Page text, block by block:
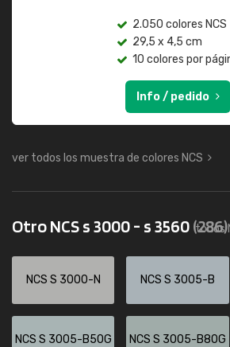
2.050 colores NCS
29,5 x 4,5 cm
10 colores por
Info / pedido
ver todos los muestra de colores NCS
Otro NCS s 3000 - s 3560(286)
todos
NCS S 3000-N NCS S 3005-B
NCS S 3005-B50G NCS S 3005-B80G